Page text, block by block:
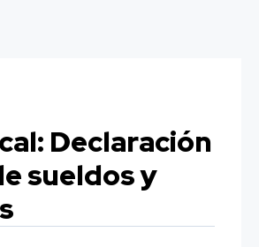
Declaración
sueldos y